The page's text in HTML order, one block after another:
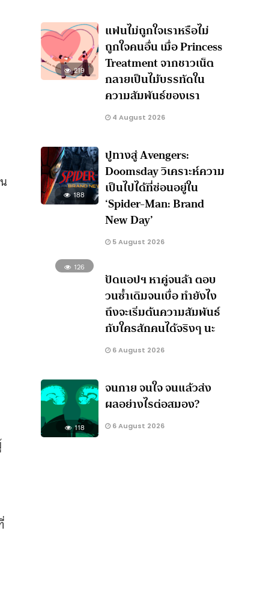
219
แฟนไม่ถูกใจเราหรือไม่
ถูกใจคนอื่น เมื่อ Princess
Treatment จากชาวเน็ต
กลายเป็นไม้บรรทัดใน
ความสัมพันธ์ของเรา
4 August 2026
188
ปูทางสู่ Avengers:
Doomsday วิเคราะห์ความ
เป็นไปได้ที่ซ่อนอยู่ใน
‘Spider-Man: Brand
New Day’
5 August 2026
126
ปัดแอปฯ หาคู่จนล้า ตอบ
วนซ้ำเดิมจนเบื่อ ทำยังไง
ถึงจะเริ่มต้นความสัมพันธ์
กับใครสักคนได้จริงๆ นะ
6 August 2026
118
จนกาย จนใจ จนแล้วส่ง
ผลอย่างไรต่อสมอง?
6 August 2026